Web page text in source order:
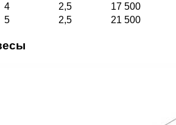
4 2,5
17 500
5 2,5 21 500